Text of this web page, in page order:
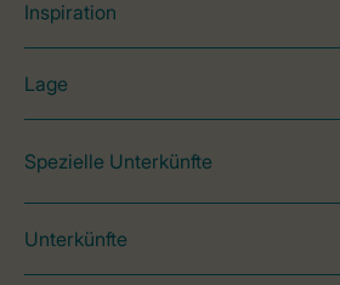
Inspiration
Lage
Spezielle Unterkünfte
Unterkünfte